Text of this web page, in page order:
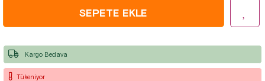
Tükeniyor
Kargo Bedava